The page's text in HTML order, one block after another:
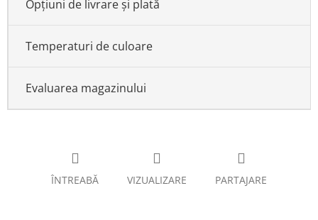
Opțiuni de livrare și plată
Temperaturi de culoare
Evaluarea magazinului
ÎNTREABĂ VIZUALIZARE PARTAJARE